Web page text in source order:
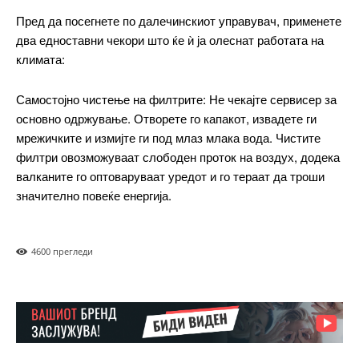
Donec quis est ac felis
Orci varius natoque dolor
Pro
$100 / yearplaceholder text
Etiam est nibh, lobortis sit
Praesent euismod ac
Пред да посегнете по далечинскиот управувач, применете
два едноставни чекори што ќе ѝ ја олеснат работата на
климата:
Самостојно чистење на филтрите: Не чекајте сервисер за
основно одржување. Отворете го капакот, извадете ги
мрежичките и измијте ги под млаз млака вода. Чистите
филтри овозможуваат слободен проток на воздух, додека
валканите го оптоваруваат уредот и го тераат да троши
значително повеќе енергија.
4600 прегледи